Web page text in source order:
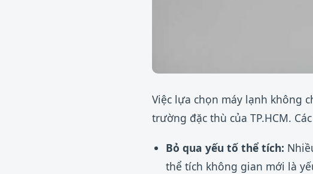
Việc lựa chọn máy lạnh không
trường đặc thù của TP.HCM.
Bỏ qua yếu tố thể tích:
thể tích không gian mới là